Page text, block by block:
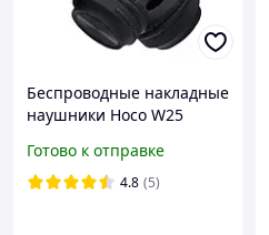
Беспроводные накладные
наушники Hoco W25
для телефона и спорта с
микрофоном Black
Готово к отправке
4.8 (5)